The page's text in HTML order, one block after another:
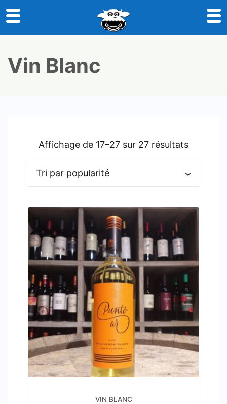
to
content
Vin Blanc
Affichage de 17–27 sur 27 résultatsTrié
VIN BLANC